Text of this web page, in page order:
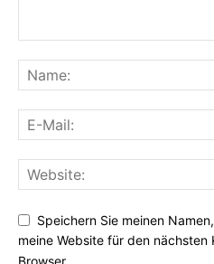
Speichern Sie meinen
meine Website für den nächsten
Browser.